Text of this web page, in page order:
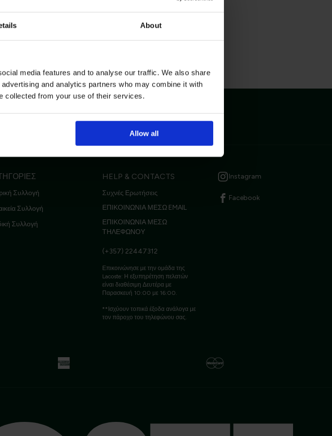
About
media features and to analyse our traffic. We also share
and analytics partners who may combine it with
collected from your use of their services.
Allow all
Συλλογή
Συλλογή
Συλλογή
HELP & CONTACTS
Συχνές Ερωτήσεις
ΕΠΙΚΟΙΝΩΝΙΑ ΜΕΣΩ EMAIL
ΕΠΙΚΟΙΝΩΝΙΑ ΜΕΣΩ
ΤΗΛΕΦΩΝΟΥ
(+357) 22447312
Επικοινώνησε με την ομάδα της
Lacoste: Η εξυπηρέτηση πελατών
είναι διαθέσιμη Δευτέρα με
Παρασκευή 10:00 με 16:00.
**Ισχύουν τοπικά έξοδα ανάλογα με
τον πάροχο του τηλεφώνου σας.
Instagram
Facebook
Ανδρικά
Εγγραφή
εγγραφή σας, συμφωνείτε να λαμβάνετε